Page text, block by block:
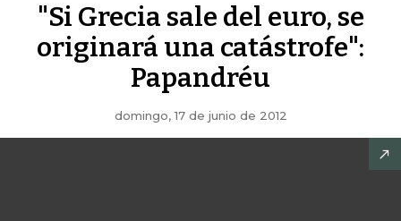
"Si Grecia sale del euro, se
originará una catástrofe":
Papandréu
domingo, 17 de junio de 2012